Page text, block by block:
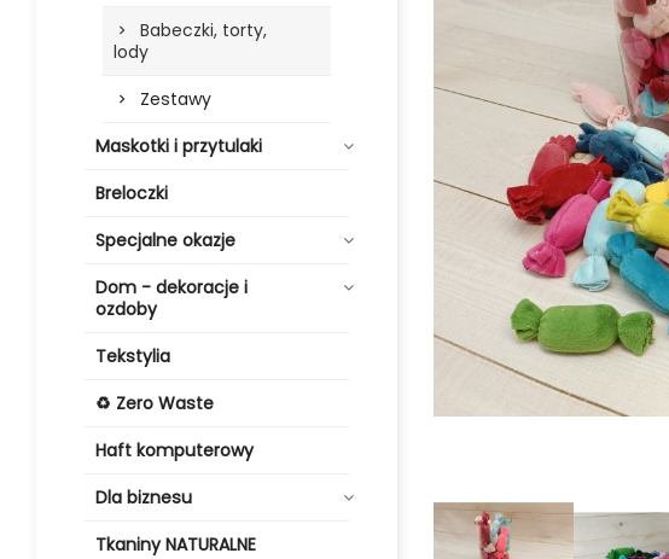
Babeczki, torty,
lody
Zestawy
Maskotki i przytulaki
Breloczki
Specjalne okazje
Dom - dekoracje i
ozdoby
Tekstylia
♻️ Zero Waste
Haft komputerowy
Dla biznesu
Tkaniny NATURALNE